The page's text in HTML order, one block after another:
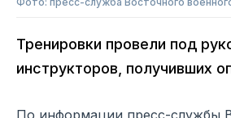
Тренировки провели под
инструкторов, получивших
По информации пресс-службы